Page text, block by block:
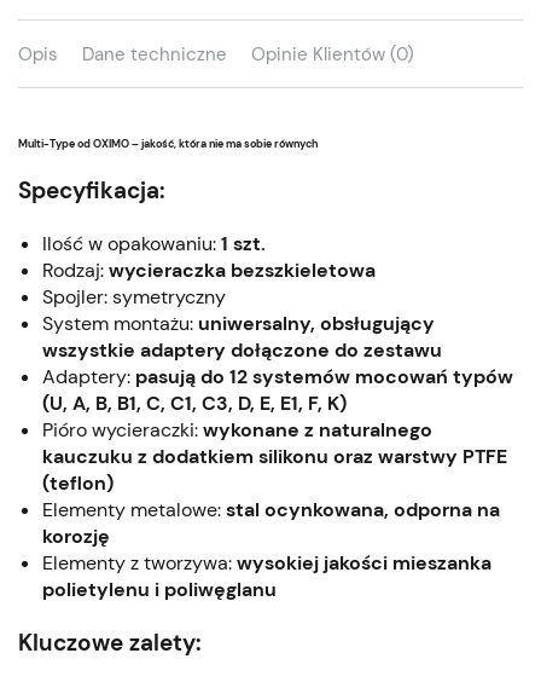
Opis Dane techniczne Opinie Klientów (0)
Multi-Type od OXIMO – jakość, która nie ma sobie równych
Specyfikacja:
Ilość w opakowaniu:1 szt.
Rodzaj:wycieraczka bezszkieletowa
Spojler: symetryczny
System montażu: uniwersalny, obsługujący
wszystkie adaptery dołączone do zestawu
Adaptery: pasują do 12 systemów mocowań typów
(U, A, B, B1, C, C1, C3, D, E, E1, F, K)
Pióro wycieraczki:wykonane z naturalnego
kauczuku z dodatkiem silikonu oraz warstwy PTFE
(teflon)
Elementy metalowe:stal ocynkowana, odporna na
korozję
Elementy z tworzywa:wysokiej jakości mieszanka
polietylenu i poliwęglanu
Kluczowe zalety: